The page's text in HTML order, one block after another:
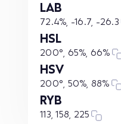
LAB
72.4%, -16.7, -26.3
HSL
200°, 65%, 66%
HSV
200°, 50%, 88%
RYB
113, 158, 225